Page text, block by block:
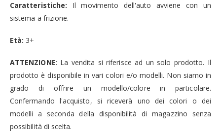
Caratteristiche: Il movimento dell'auto avviene con un
sistema a frizione.
Età: 3+
ATTENZIONE: La vendita si riferisce ad un solo prodotto. Il
prodotto è disponibile in vari colori e/o modelli. Non siamo in
grado di offrire un modello/colore in particolare.
Confermando l'acquisto, si riceverà uno dei colori o dei
modelli a seconda della disponibilità di magazzino senza
possibilità di scelta.